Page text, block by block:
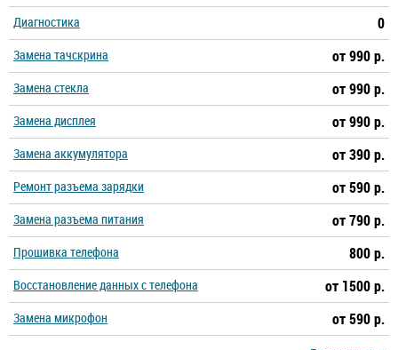
Диагностика
0
Замена тачскрина от 990 р.
Замена стекла от 990 р.
Замена дисплея от 990 р.
Замена аккумулятора от 390 р.
Ремонт разъема зарядки от 590 р.
Замена разъема питания от 790 р.
Прошивка телефона 800 р.
Восстановление данных с телефона от 1500 р.
Замена микрофон
от 590 р.